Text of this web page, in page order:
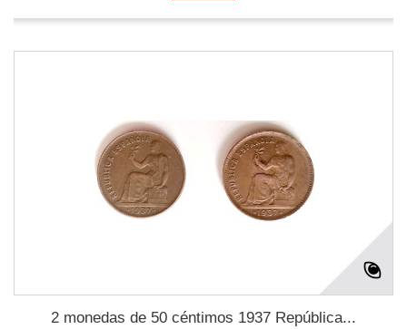
2 monedas de 50 céntimos 1937 República...